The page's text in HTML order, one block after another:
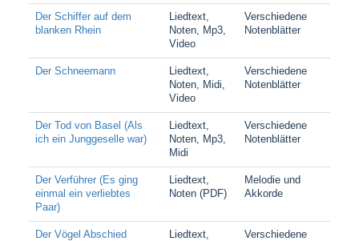
Der Schiffer auf dem
blanken Rhein
Liedtext,
Noten, Mp3,
Video
Verschiedene
Notenblätter
Der Schneemann
Liedtext,
Noten, Midi,
Video
Verschiedene
Notenblätter
Der Tod von Basel (Als
ich ein Junggeselle war)
Liedtext,
Noten, Mp3,
Midi
Verschiedene
Notenblätter
Der Verführer (Es ging
einmal ein verliebtes
Paar)
Liedtext,
Noten (PDF)
Melodie und
Akkorde
Der Vögel Abschied
Liedtext,
Verschiedene